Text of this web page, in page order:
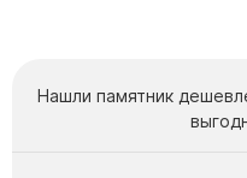
Нашли памятник